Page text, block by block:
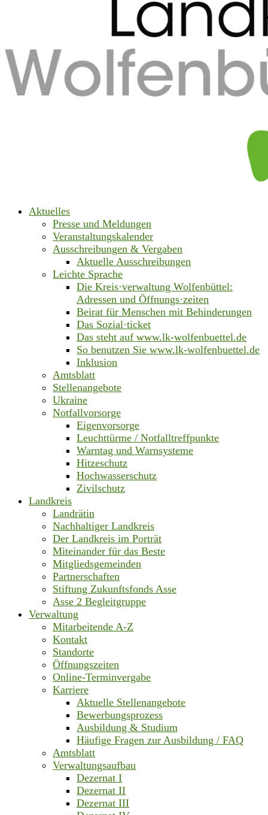
Aktuelles
Presse und Meldungen
Veranstaltungskalender
Ausschreibungen & Vergaben
Aktuelle Ausschreibungen
Leichte Sprache
Die Kreis·verwaltung Wolfenbüttel:
Adressen und Öffnungs·zeiten
Beirat für Menschen mit Behinderungen
Das Sozial·ticket
Das steht auf www.lk-wolfenbuettel.de
So benutzen Sie www.lk-wolfenbuettel.de
Inklusion
Amtsblatt
Stellenangebote
Ukraine
Notfallvorsorge
Eigenvorsorge
Leuchttürme / Notfalltreffpunkte
Warntag und Warnsysteme
Hitzeschutz
Hochwasserschutz
Zivilschutz
Landkreis
Landrätin
Nachhaltiger Landkreis
Der Landkreis im Porträt
Miteinander für das Beste
Mitgliedsgemeinden
Partnerschaften
Stiftung Zukunftsfonds Asse
Asse 2 Begleitgruppe
Verwaltung
Mitarbeitende A-Z
Kontakt
Standorte
Öffnungszeiten
Online-Terminvergabe
Karriere
Aktuelle Stellenangebote
Bewerbungsprozess
Ausbildung & Studium
Häufige Fragen zur Ausbildung / FAQ
Amtsblatt
Verwaltungsaufbau
Dezernat I
Dezernat II
Dezernat III